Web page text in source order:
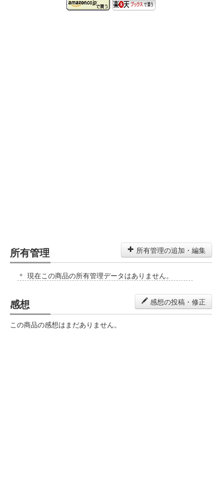
所有管理 所有管理の追加・編集
現在この商品の所有管理データはありません。
感想 感想の投稿・修正
この商品の感想はまだありません。